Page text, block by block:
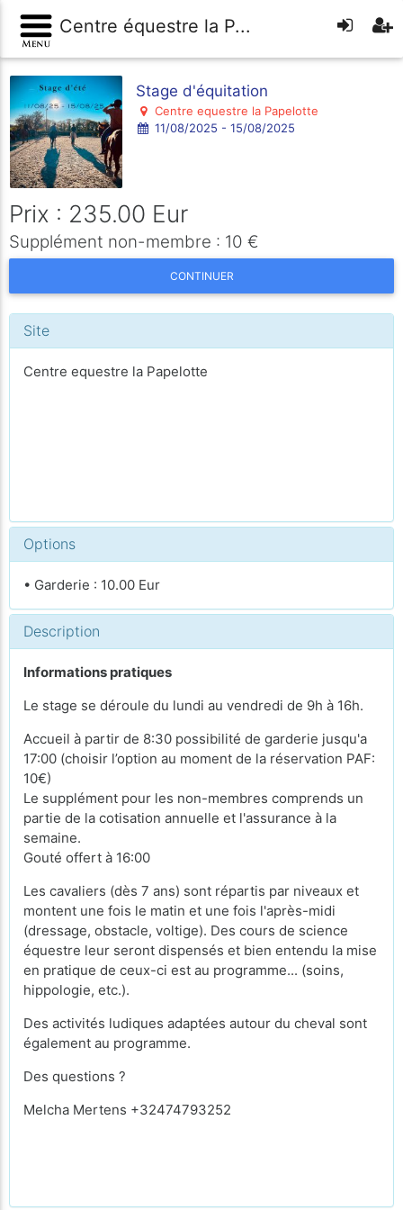
Centre équestre la P...
Stage d'équitation
Centre equestre la Papelotte
11/08/2025 - 15/08/2025
Prix : 235.00 Eur
Supplément non-membre : 10 €
CONTINUER
Site
Centre equestre la Papelotte
Options
• Garderie : 10.00 Eur
Description
Informations pratiques
Le stage se déroule du lundi au vendredi de 9h à 16h.
Accueil à partir de 8:30 possibilité de garderie jusqu'a
17:00 (choisir l’option au moment de la réservation PAF:
10€)
Le supplément pour les non-membres comprends un
partie de la cotisation annuelle et l'assurance à la
semaine.
Gouté offert à 16:00
Les cavaliers (dès 7 ans) sont répartis par niveaux et
montent une fois le matin et une fois l'après-midi
(dressage, obstacle, voltige). Des cours de science
équestre leur seront dispensés et bien entendu la mise
en pratique de ceux-ci est au programme... (soins,
hippologie, etc.).
Des activités ludiques adaptées autour du cheval sont
également au programme.
Des questions ?
Melcha Mertens +32474793252